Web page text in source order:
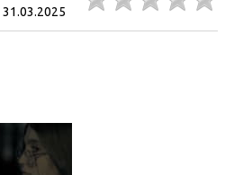
31.03.2025